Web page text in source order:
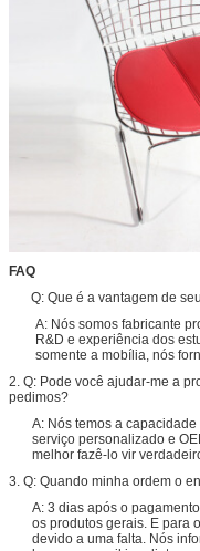
FAQ
Q: Que é a vantagem de
A: Nós somos fabricante
R&D e experiência dos
somente a mobília, nós
2. Q: Pode você ajudar-me a
pedimos?
A: Nós temos a
serviço personalizado e
melhor fazê-lo vir
3. Q: Quando minha ordem o
A: 3 dias após o
os produtos gerais. E para
devido a uma falta. Nós